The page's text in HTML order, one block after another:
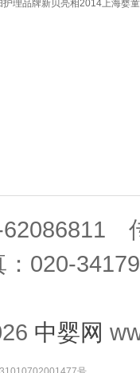
理品牌新贝亮相2014上海婴
020-
中婴网